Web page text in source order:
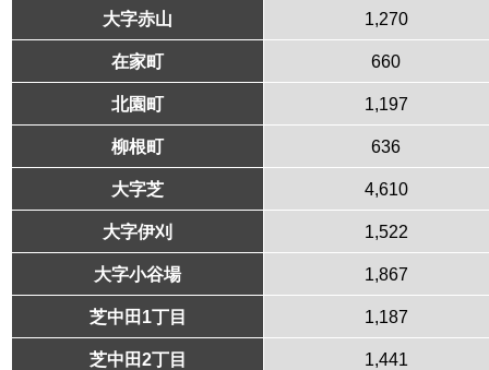
大字赤山 1,270
在家町 660
北園町 1,197
柳根町 636
大字芝 4,610
大字伊刈 1,522
大字小谷場 1,867
芝中田1丁目 1,187
芝中田2丁目 1,441